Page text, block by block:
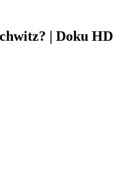
| Doku HD